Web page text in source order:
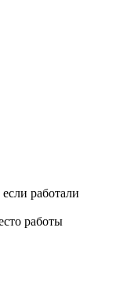
работали
работы